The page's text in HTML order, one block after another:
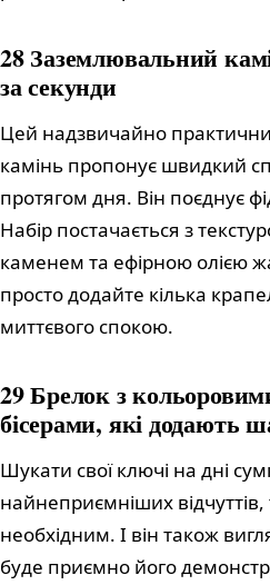
28 Заземлювальний
за секунди
Цей надзвичайно
камінь пропонує швидкий
протягом дня. Він поєднує
Набір постачається з
каменем та ефірною олією
просто додайте кілька
миттєвого спокою.
29 Брелок з
бісерами, які додають
Шукати свої ключі на дні
найнеприємніших
необхідним. І він також
буде приємно його